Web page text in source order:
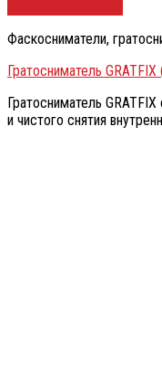
Фаскосниматели,
Гратосниматель
Гратосниматель
и чистого снятия